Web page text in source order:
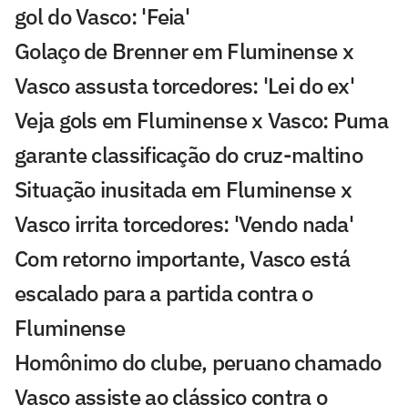
gol do Vasco: 'Feia'
Golaço de Brenner em Fluminense x
Vasco assusta torcedores: 'Lei do ex'
Veja gols em Fluminense x Vasco: Puma
garante classificação do cruz-maltino
Situação inusitada em Fluminense x
Vasco irrita torcedores: 'Vendo nada'
Com retorno importante, Vasco está
escalado para a partida contra o
Fluminense
Homônimo do clube, peruano chamado
Vasco assiste ao clássico contra o